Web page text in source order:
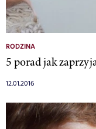
RODZINA
5 porad jak
12.01.2016